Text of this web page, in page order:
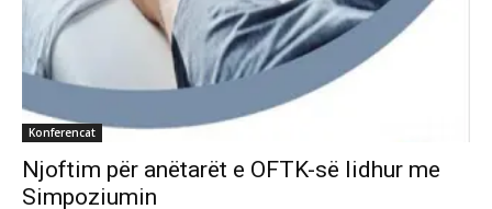
Konferencat
Njoftim për anëtarët e OFTK-së lidhur me
Simpoziumin